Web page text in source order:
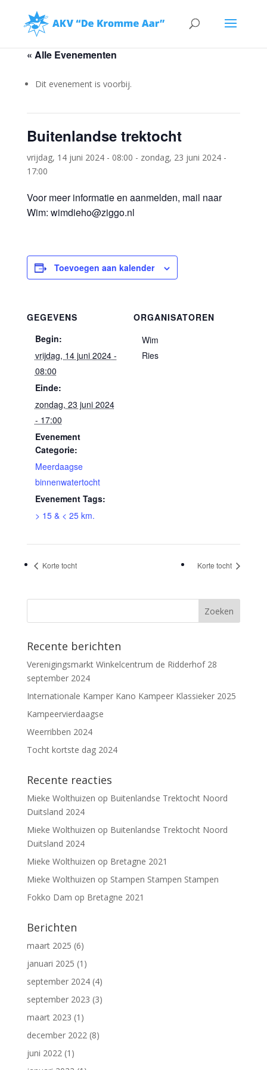
« Alle Evenementen
Dit evenement is voorbij.
Buitenlandse trektocht
vrijdag, 14 juni 2024 - 08:00 - zondag, 23 juni 2024 -
17:00
Voor meer informatie en aanmelden, mail naar
Wim: wimdieho@ziggo.nl
Toevoegen aan kalender
GEGEVENS
Begin:
vrijdag, 14 juni 2024 -
08:00
Einde:
zondag, 23 juni 2024
- 17:00
Evenement
Categorie:
Meerdaagse
binnenwatertocht
Evenement Tags:
> 15 & < 25 km.
ORGANISATOREN
Wim
Ries
Korte tocht Korte tocht
Recente berichten
Verenigingsmarkt Winkelcentrum de Ridderhof 28
september 2024
Internationale Kamper Kano Kampeer Klassieker 2025
Kampeervierdaagse
Weerribben 2024
Tocht kortste dag 2024
Recente reacties
Mieke Wolthuizen op Buitenlandse Trektocht Noord
Duitsland 2024
Mieke Wolthuizen op Buitenlandse Trektocht Noord
Duitsland 2024
Mieke Wolthuizen op Bretagne 2021
Mieke Wolthuizen op Stampen Stampen Stampen
Fokko Dam op Bretagne 2021
Berichten
maart 2025 (6)
januari 2025 (1)
september 2024(4)
september 2023 (3)
maart 2023 (1)
december 2022(8)
juni 2022(1)